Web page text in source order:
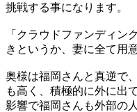
挑戦する事になります。
「クラウドファンディン
きというか、妻に全て用
奥様は福岡さんと真逆で
も高く、積極的に外に出
影響で福岡さんも外部の